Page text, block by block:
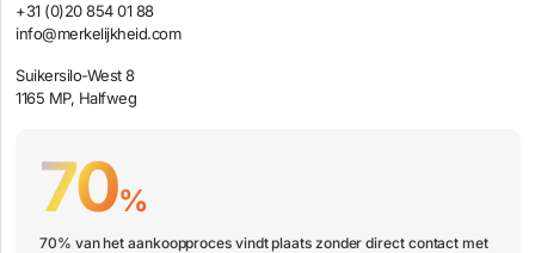
+31 (0)20 854 01 88
info@merkelijkheid.com
Suikersilo-West 8
1165 MP, Halfweg
70%
70% van het aankoopproces vindt plaats zonder direct contact met